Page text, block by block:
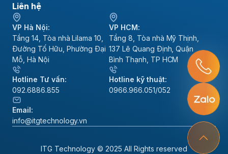
Liên hệ
VP Hà Nội:
Tầng 14, Tòa nhà Lilama 10,
Đường Tố Hữu, Phường Đại
Mỗ, Hà Nội
VP HCM:
Tầng 8, Tòa nhà Mỹ Thịnh,
137 Lê Quang Định, Quận
Bình Thạnh, TP HCM
Hotline Tư vấn:
092.6886.855
Hotline kỹ thuật:
0966.966.051/052
Email:
info@itgtechnology.vn
ITG Technology © 2025 All Rights reserved